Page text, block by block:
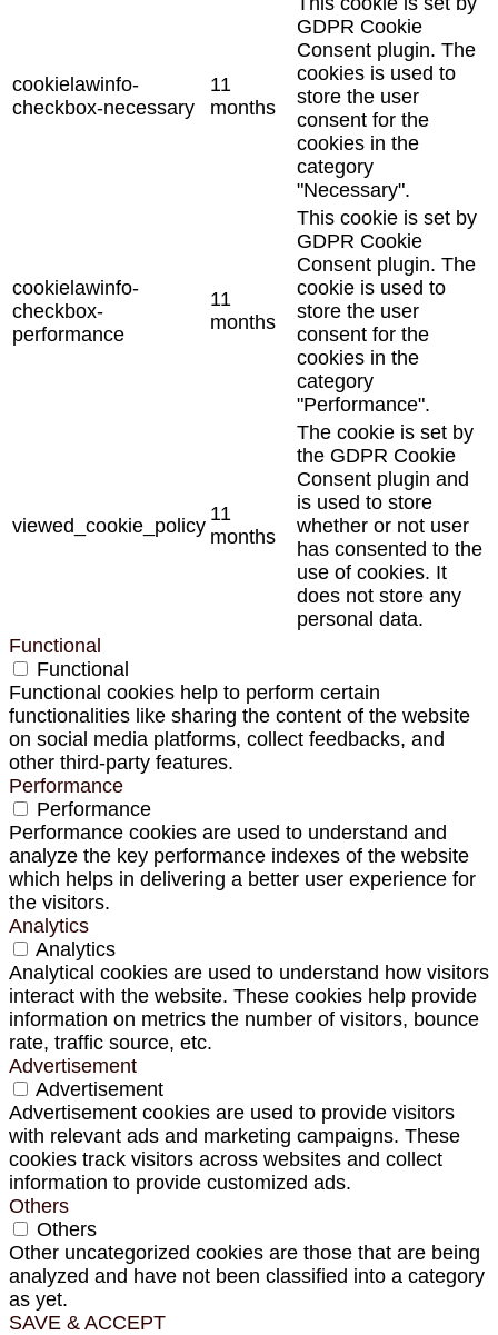
cookielawinfo-
checkbox-necessary
11
months
GDPR Cookie
Consent plugin. The
cookies is used to
store the user
consent for the
cookies in the
category
"Necessary".
cookielawinfo-
checkbox-
performance
11
months
This cookie is set by
GDPR Cookie
Consent plugin. The
cookie is used to
store the user
consent for the
cookies in the
category
"Performance".
viewed_cookie_policy
11
months
The cookie is set by
the GDPR Cookie
Consent plugin and
is used to store
whether or not user
has consented to the
use of cookies. It
does not store any
personal data.
Functional
Functional
Functional cookies help to perform certain
functionalities like sharing the content of the website
on social media platforms, collect feedbacks, and
other third-party features.
Performance
Performance
Performance cookies are used to understand and
analyze the key performance indexes of the website
which helps in delivering a better user experience for
the visitors.
Analytics
Analytics
Analytical cookies are used to understand how visitors
interact with the website. These cookies help provide
information on metrics the number of visitors, bounce
rate, traffic source, etc.
Advertisement
Advertisement
Advertisement cookies are used to provide visitors
with relevant ads and marketing campaigns. These
cookies track visitors across websites and collect
information to provide customized ads.
Others
Others
Other uncategorized cookies are those that are being
analyzed and have not been classified into a category
as yet.
SAVE & ACCEPT